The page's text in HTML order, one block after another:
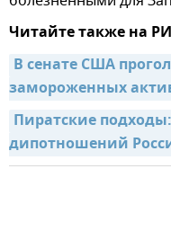
Читайте также на
В сенате США
замороженных
Пиратские
дипотношений